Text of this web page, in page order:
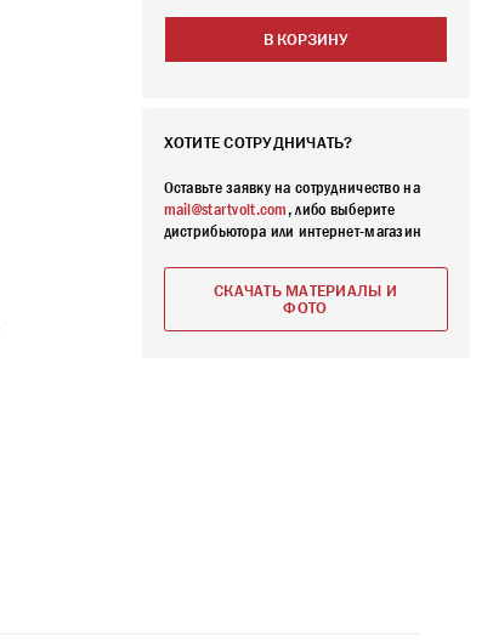
В КОРЗИНУ
ХОТИТЕ СОТРУДНИЧАТЬ?
Оставьте заявку на сотрудничество на
mail@startvolt.com, либо выберите
дистрибьютора или интернет-магазин
СКАЧАТЬ МАТЕРИАЛЫ И
ФОТО